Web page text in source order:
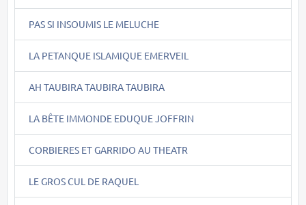
PAS SI INSOUMIS LE MELUCHE
LA PETANQUE ISLAMIQUE EMERVEIL
AH TAUBIRA TAUBIRA TAUBIRA
LA BÊTE IMMONDE EDUQUE JOFFRIN
CORBIERES ET GARRIDO AU THEATR
LE GROS CUL DE RAQUEL